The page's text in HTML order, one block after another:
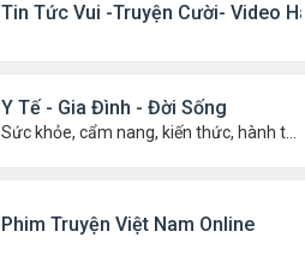
Tin Tức Vui -Truyện Cười- Video Hài
Y Tế - Gia Đình - Đời Sống
Phim Truyện Việt Nam Online